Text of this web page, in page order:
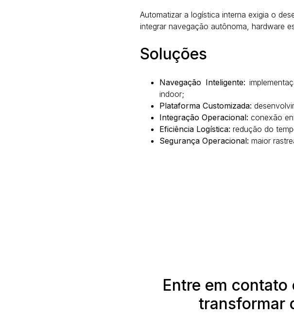
Automatizar a logística interna exigia o
integrar navegação autônoma, hardware
Soluções
Navegação Inteligente:
indoor;
Plataforma Customizada:
Integração Operacional: conexão
Eficiência Logística: redução do
Segurança Operacional: maior
Entre em
transformar